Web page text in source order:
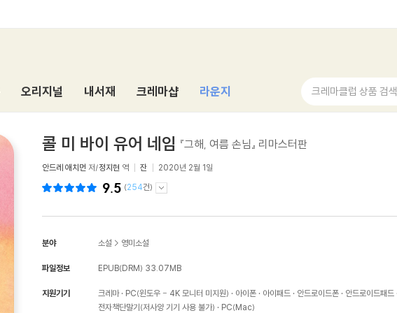
오리지널 내서재 크레마샵 라운지 크레마클럽 상품 검색
콜 미 바이 유어 네임 『그해, 여름 손님』 리마스터판
안드레 애치먼 저/정지현 역 잔 2020년 2월 1일
9.5 (254건)
분야 소설 > 영미소설
파일정보 EPUB(DRM) 33.07MB
지원기기 크레마 PC(윈도우 - 4K 모니터 미지원) 아이폰 아이패드 안드로이드폰
안드로이드패드
전자책단말기(저사양 기기 사용 불가)
PC(Mac)